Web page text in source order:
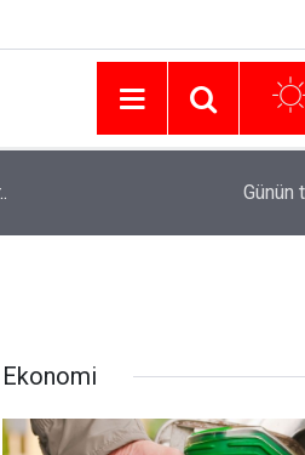
Günün
Ekonomi